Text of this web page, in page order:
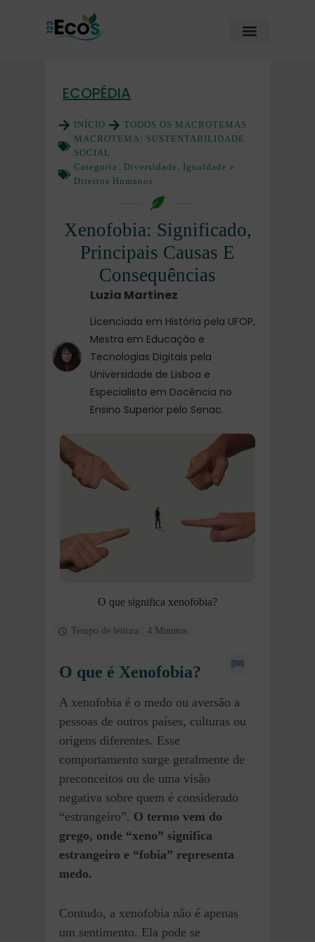
ECOPÉDIA
INÍCIO
TODOS OS MACROTEMAS
MACROTEMA: SUSTENTABILIDADE
SOCIAL
Categoria: Diversidade, Igualdade e
Direitos Humanos
Xenofobia: Significado,
Principais Causas E
Consequências
Luzia Martinez
Licenciada em História pela UFOP,
Mestra em Educação e
Tecnologias Digitais pela
Universidade de Lisboa e
Especialista em Docência no
Ensino Superior pelo Senac.
O que significa xenofobia?
Tempo de leitura : 4 Minutos
O que é Xenofobia?
A xenofobia é o medo ou aversão a
pessoas de outros países, culturas ou
origens diferentes. Esse
comportamento surge geralmente de
preconceitos ou de uma visão
negativa sobre quem é considerado
“estrangeiro”. O termo vem do
grego, onde “xeno” significa
estrangeiro e “fobia” representa
medo.
Contudo, a xenofobia não é apenas
um sentimento. Ela pode se